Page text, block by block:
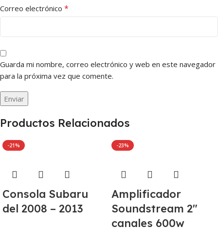
Correo electrónico *
Guarda mi nombre, correo electrónico y web en este navegador
para la próxima vez que comente.
Productos Relacionados
-21%
Consola Subaru
del 2008 – 2013
-23%
Amplificador
Soundstream 2″
canales 600w